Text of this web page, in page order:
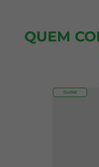
QUEM
Outlet